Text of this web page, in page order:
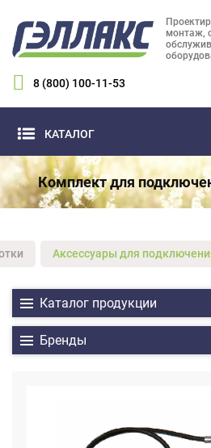
монтаж,
8 (800) 100-11-53
КАТАЛОГ
Комплект для
Аксессуары для
Каталог продукции
Бренды